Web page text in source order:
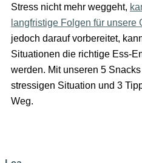
Stress nicht mehr weggeht,
langfristige Folgen für unsere
jedoch darauf vorbereitet,
Situationen die richtige Ess-
werden. Mit unseren 5
stressigen Situation und 3
Weg.